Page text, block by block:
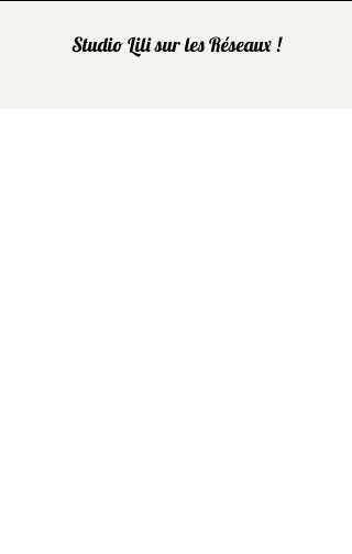
Studio Lili sur les Réseaux !